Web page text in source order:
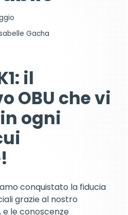
Gacha
il
OBU che vi
ogni
conquistato la fiducia
grazie al nostro
le conoscenze